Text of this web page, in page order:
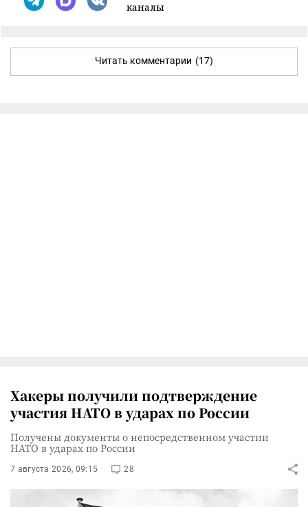
каналы
Читать комментарии (17)
Хакеры получили подтверждение
участия НАТО в ударах по России
Получены документы о непосредственном участии
НАТО в ударах по России
7 августа 2026, 09:15 28